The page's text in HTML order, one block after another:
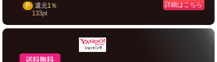
P 還元1％
133pt
詳細はこちら